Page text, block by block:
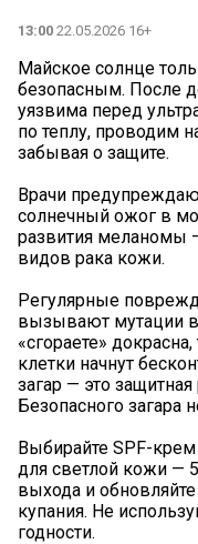
13:00 22.05.2026 16+
Майское солнце
безопасным. После
уязвима перед
по теплу, проводим
забывая о защите.
Врачи
солнечный ожог в
развития меланомы
видов рака кожи.
Регулярные
вызывают мутации
«сгораете»
клетки начнут
загар — это
Безопасного загара
Выбирайте SPF-
для светлой кожи —
выхода и
купания. Не
годности.